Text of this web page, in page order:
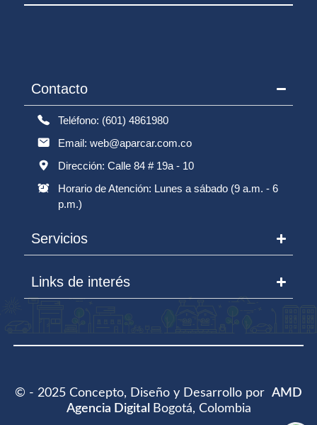
Contacto
Teléfono: (601) 4861980
Email: web@aparcar.com.co
Dirección: Calle 84 # 19a - 10
Horario de Atención: Lunes a sábado (9 a.m. - 6
p.m.)
Servicios
Links de interés
© - 2025 Concepto, Diseño y Desarrollo por AMD
Agencia Digital
Bogotá, Colombia